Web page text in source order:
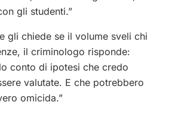
gli studenti.”
gli chiede se il volume sveli chi
il criminologo risponde:
conto di ipotesi che credo
valutate. E che potrebbero
omicida.”